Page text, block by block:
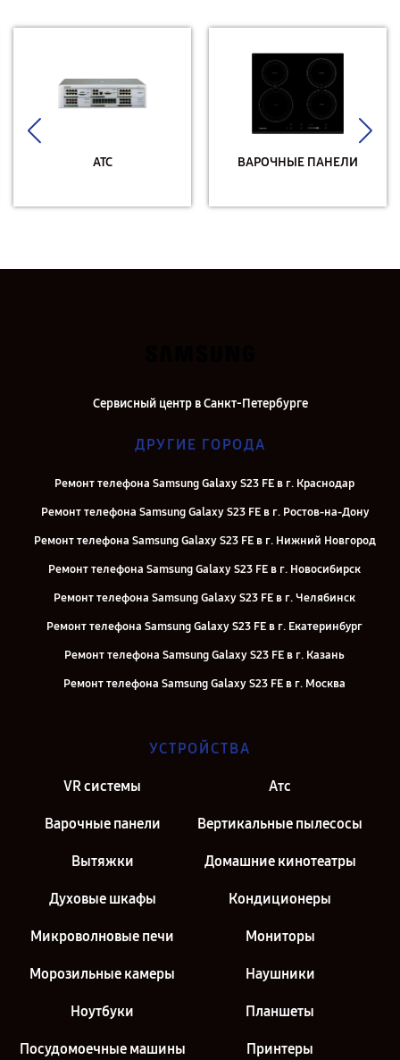
АТС ВАРОЧНЫЕ ПАНЕЛИ
Сервисный центр в Санкт-Петербурге
ДРУГИЕ ГОРОДА
Ремонт телефона Samsung Galaxy S23 FE в г. Краснодар
Ремонт телефона Samsung Galaxy S23 FE в г. Ростов-на-Дону
Ремонт телефона Samsung Galaxy S23 FE в г. Нижний Новгород
Ремонт телефона Samsung Galaxy S23 FE в г. Новосибирск
Ремонт телефона Samsung Galaxy S23 FE в г. Челябинск
Ремонт телефона Samsung Galaxy S23 FE в г. Екатеринбург
Ремонт телефона Samsung Galaxy S23 FE в г. Казань
Ремонт телефона Samsung Galaxy S23 FE в г. Москва
УСТРОЙСТВА
VR системы Атс
Варочные панели Вертикальные пылесосы
Вытяжки Домашние кинотеатры
Духовые шкафы Кондиционеры
Микроволновые печи Мониторы
Морозильные камеры Наушники
Ноутбуки Планшеты
Посудомоечные машины Принтеры